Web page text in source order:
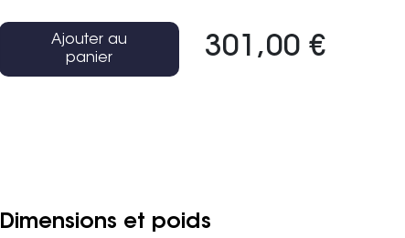
301,00 €
Ajouter au
panier
Dimensions et poids